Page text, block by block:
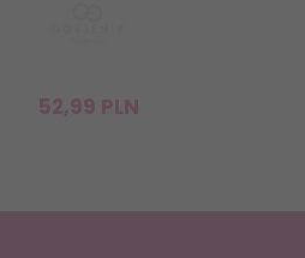
52,99 PLN